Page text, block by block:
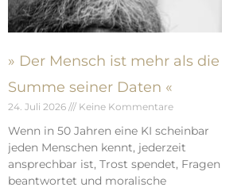
» Der Mensch ist mehr als die
Summe seiner Daten «
24. Juli 2026 Keine Kommentare
Wenn in 50 Jahren eine KI scheinbar
jeden Menschen kennt, jederzeit
ansprechbar ist, Trost spendet, Fragen
beantwortet und moralische